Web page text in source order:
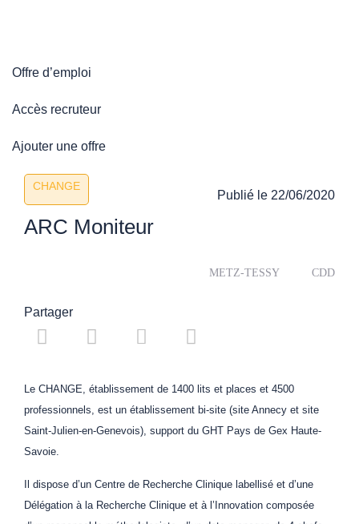
Offre d’emploi
Accès recruteur
Ajouter une offre
CHANGE
Publié le 22/06/2020
ARC Moniteur
METZ-TESSY CDD
Partager
Le CHANGE, établissement de 1400 lits et places et 4500
professionnels, est un établissement bi-site (site Annecy et site
Saint-Julien-en-Genevois), support du GHT Pays de Gex Haute-
Savoie.
Il dispose d’un Centre de Recherche Clinique labellisé et d’une
Délégation à la Recherche Clinique et à l’Innovation composée